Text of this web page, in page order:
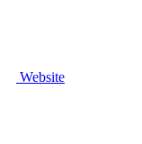
Website